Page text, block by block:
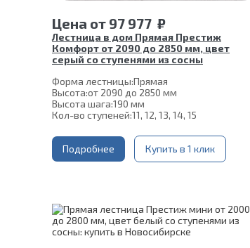
Цена от 97 977 ₽
Лестница в дом Прямая Престиж
Комфорт от 2090 до 2850 мм, цвет
серый со ступенями из сосны
Форма лестницы:Прямая
Высота:от 2090 до 2850 мм
Высота шага:190 мм
Кол-во ступеней:11, 12, 13, 14, 15
Угол наклона:39°
Глубина ступени:
300 мм
Ширина марша: 900 мм
Материал ступеней: Сосна
Срок гарантии (на металлокаркас): 25 лет
Подробнее Купить в 1 клик